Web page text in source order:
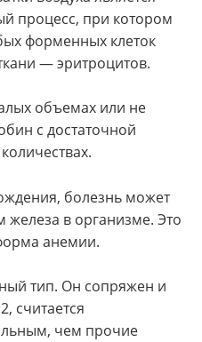
процесс, при котором
форменных клеток
— эритроцитов.
объемах или не
с достаточной
болезнь может
железа в организме. Это
анемии.
тип. Он сопряжен и
считается
чем прочие